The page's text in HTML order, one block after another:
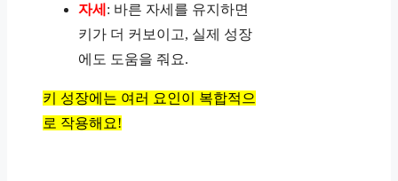
자세 : 바른 자세를 유지하면
키가 더 커보이고, 실제 성장
에도 도움을 줘요.
키 성장에는 여러 요인이 복합적으
로 작용해요!